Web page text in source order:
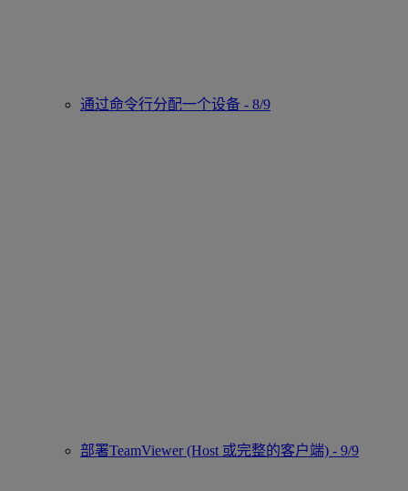
通过命令行分配一个设备 - 8/9
部署TeamViewer (Host 或完整的客户端) - 9/9